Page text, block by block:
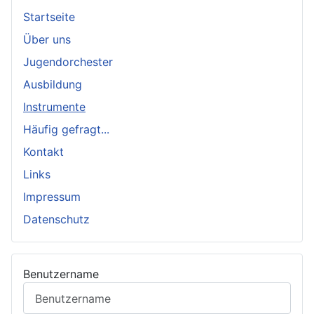
Startseite
Über uns
Jugendorchester
Ausbildung
Instrumente
Häufig gefragt...
Kontakt
Links
Impressum
Datenschutz
Benutzername